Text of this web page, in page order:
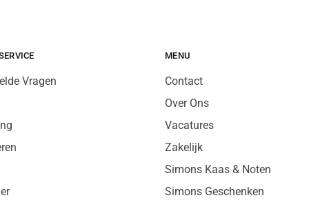
Vragen
MENU
Contact
Over Ons
Vacatures
Zakelijk
Simons Kaas & Noten
Simons Geschenken